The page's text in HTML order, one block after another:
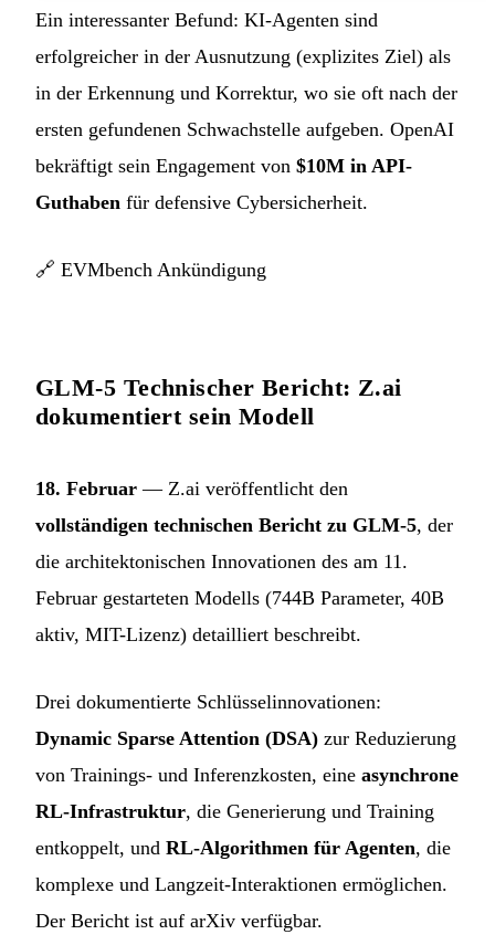
Ein interessanter Befund: KI-Agenten sind
erfolgreicher in der Ausnutzung (explizites Ziel) als
in der Erkennung und Korrektur, wo sie oft nach der
ersten gefundenen Schwachstelle aufgeben. OpenAI
bekräftigt sein Engagement von $10M in API-
Guthaben für defensive Cybersicherheit.
🔗 EVMbench Ankündigung
GLM-5 Technischer Bericht: Z.ai
dokumentiert sein Modell
18. Februar — Z.ai veröffentlicht den
vollständigen technischen Bericht zu GLM-5, der
die architektonischen Innovationen des am 11.
Februar gestarteten Modells (744B Parameter, 40B
aktiv, MIT-Lizenz) detailliert beschreibt.
Drei dokumentierte Schlüsselinnovationen:
Dynamic Sparse Attention (DSA) zur Reduzierung
von Trainings- und Inferenzkosten, eine asynchrone
RL-Infrastruktur, die Generierung und Training
entkoppelt, und RL-Algorithmen für Agenten, die
komplexe und Langzeit-Interaktionen ermöglichen.
Der Bericht ist auf arXiv verfügbar.